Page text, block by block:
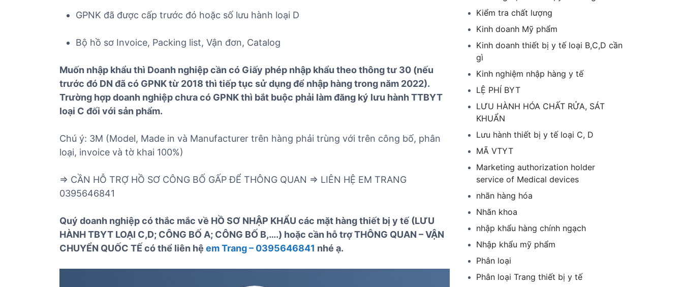
GPNK đã được cấp trước đó hoặc số lưu hành loại D
Bộ hồ sơ Invoice, Packing list, Vận đơn, Catalog
Muốn nhập khẩu thì Doanh nghiệp cần có Giấy phép nhập khẩu theo thông tư 30 (nếu
trước đó DN đã có GPNK từ 2018 thì tiếp tục sử dụng để nhập hàng trong năm 2022).
Trường hợp doanh nghiệp chưa có GPNK thì bắt buộc phải làm đăng ký lưu hành TTBYT
loại C đối với sản phẩm.
Chú ý: 3M (Model, Made in và Manufacturer trên hàng phải trùng với trên công bố, phân
loại, invoice và tờ khai 100%)
=> CẦN HỖ TRỢ HỒ SƠ CÔNG BỐ GẤP ĐỂ THÔNG QUAN => LIÊN HỆ EM TRANG
0395646841
Quý doanh nghiệp có thắc mắc về HỒ SƠ NHẬP KHẨU các mặt hàng thiết bị y tế (LƯU
HÀNH TBYT LOẠI C,D; CÔNG BỐ A; CÔNG BỐ B,….) hoặc cần hỗ trợ THÔNG QUAN – VẬN
CHUYỂN QUỐC TẾ có thể liên hệ em Trang – 0395646841 nhé ạ.
Kiểm tra chất lượng
Kinh doanh Mỹ phẩm
Kinh doanh thiết bị y tế loại B,C,D cần
gì
Kinh nghiệm nhập hàng y tế
LỆ PHÍ BYT
LƯU HÀNH HÓA CHẤT RỬA, SÁT
KHUẨN
Lưu hành thiết bị y tế loại C, D
MÃ VTYT
Marketing authorization holder
service of Medical devices
nhãn hàng hóa
Nhãn khoa
nhập khẩu hàng chính ngạch
Nhập khẩu mỹ phẩm
Phân loại
Phân loại Trang thiết bị y tế